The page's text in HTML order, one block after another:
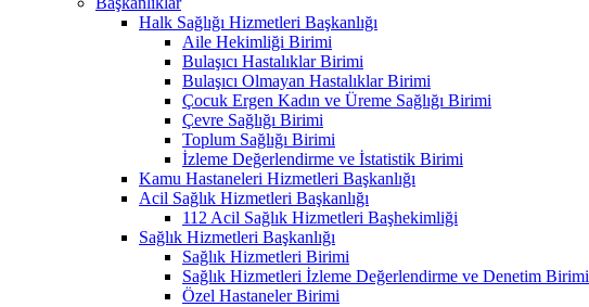
Halk Sağlığı Hizmetleri Başkanlığı
Aile Hekimliği Birimi
Bulaşıcı Hastalıklar Birimi
Bulaşıcı Olmayan Hastalıklar Birimi
Çocuk Ergen Kadın ve Üreme Sağlığı Birimi
Çevre Sağlığı Birimi
Toplum Sağlığı Birimi
İzleme Değerlendirme ve İstatistik Birimi
Kamu Hastaneleri Hizmetleri Başkanlığı
Acil Sağlık Hizmetleri Başkanlığı
112 Acil Sağlık Hizmetleri Başhekimliği
Sağlık Hizmetleri Başkanlığı
Sağlık Hizmetleri Birimi
Sağlık Hizmetleri İzleme Değerlendirme ve Denetim Birimi
Özel Hastaneler Birimi